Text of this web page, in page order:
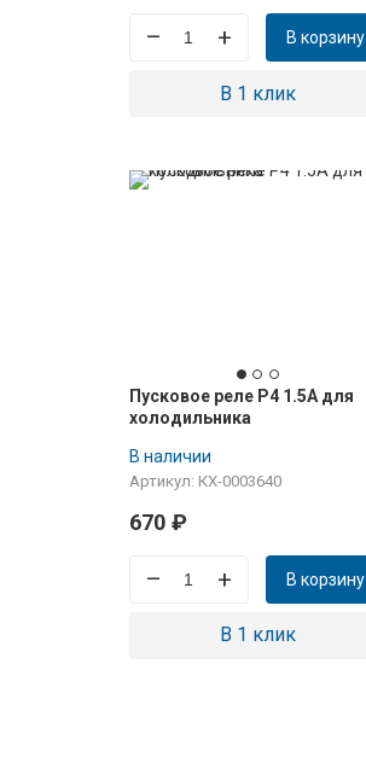
– + В корзину
В 1 клик
Пусковое реле Р4 1.5А для
холодильника
В наличии
Артикул: КХ-0003640
670 ₽
– + В корзину
В 1 клик